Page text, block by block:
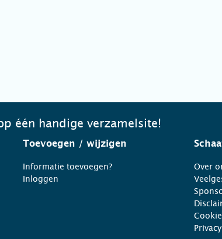
één handige verzamelsite!
Toevoegen / wijzigen
Informatie toevoegen?
Inloggen
Over